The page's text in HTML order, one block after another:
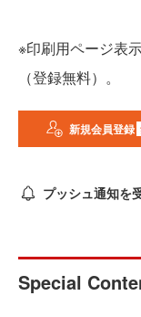
※印刷用ページ表
（登録無料）。
新規会員登録
プッシュ通知を
Special